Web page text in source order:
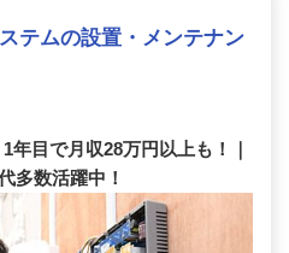
テムの設置・メンテナン
目で月収28万円以上も！｜
多数活躍中！